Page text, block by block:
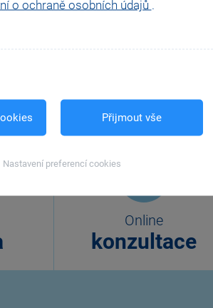
o ochraně osobních údajů .
Přijmout vše
Nastavení preferencí cookies
Online
konzultace